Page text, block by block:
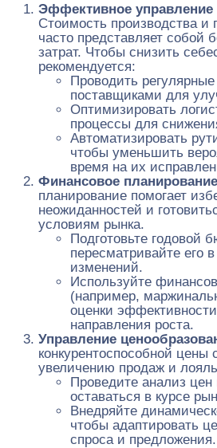
Эффективное управление
Стоимость производства и
часто представляет
затрат. Чтобы снизить
рекомендуется:
Проводить
поставщиками для
Оптимизировать
процессы для
Автоматизировать
чтобы уменьшить
время на их
Финансовое
планирование помогает
неожиданностей и
условиям рынка.
Подготовьте годовой
пересматривайте его
изменений.
Используйте
(например,
оценки
направления роста.
Управление
конкурентоспособной цены
увеличению продаж и
Проведите анализ цен
оставаться в курсе
Внедряйте
чтобы адаптировать
спроса и предложения.